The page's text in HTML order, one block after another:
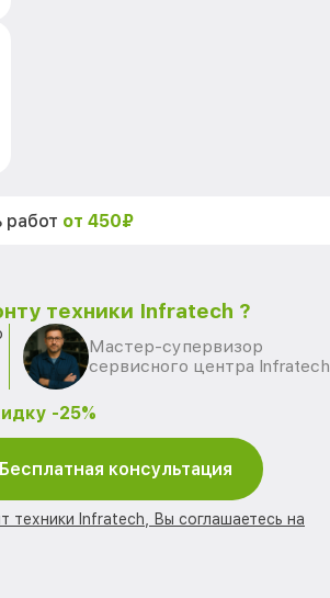
работ от 450₽
техники Infratech ?
Мастер-супервизор
сервисного центра Infratech
-25%
Бесплатная консультация
техники Infratech, Вы соглашаетесь на